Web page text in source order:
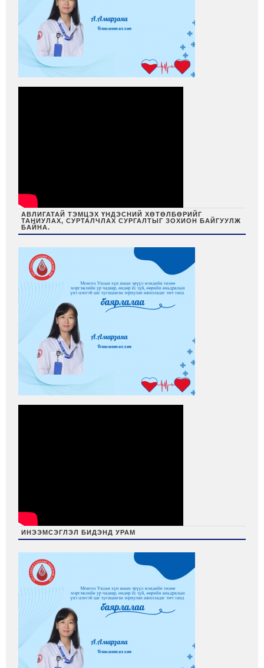
АВЛИГАТАЙ ТЭМЦЭХ ҮНДЭСНИЙ ХӨТӨЛБӨРИЙГ
ТАНИУЛАХ, СУРТАЛЧЛАХ СУРГАЛТЫГ ЗОХИОН БАЙГУУЛЖ
БАЙНА.
ИНЭЭМСЭГЛЭЛ БИДЭНД УРАМ